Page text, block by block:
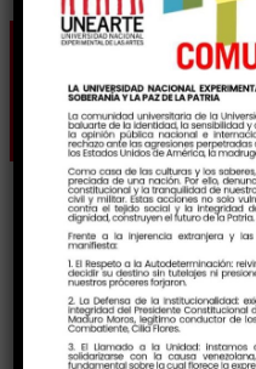
Etiqueta: